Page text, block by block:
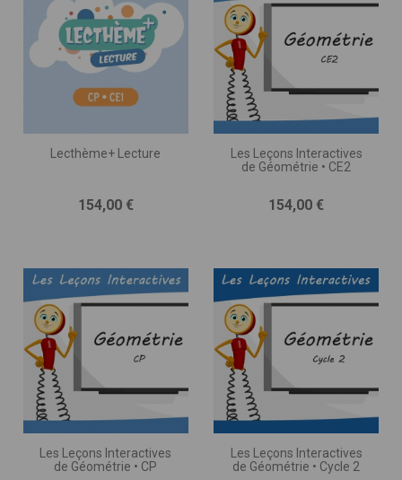
Lecthème+ Lecture
Prix
154,00 €
Les Leçons Interactives
de Géométrie • CE2
Prix
154,00 €
Les Leçons Interactives
de Géométrie • CP
Les Leçons Interactives
de Géométrie • Cycle 2